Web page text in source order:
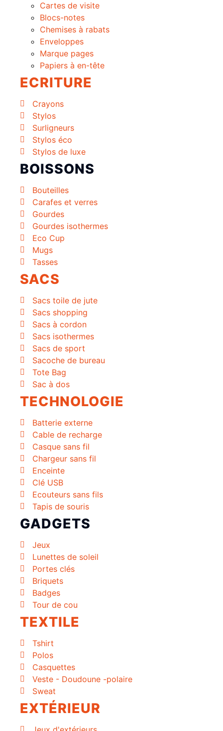
Cartes de visite
Blocs-notes
Chemises à rabats
Enveloppes
Marque pages
Papiers à en-tête
ECRITURE
Crayons
Stylos
Surligneurs
Stylos éco
Stylos de luxe
BOISSONS
Bouteilles
Carafes et verres
Gourdes
Gourdes isothermes
Eco Cup
Mugs
Tasses
SACS
Sacs toile de jute
Sacs shopping
Sacs à cordon
Sacs isothermes
Sacs de sport
Sacoche de bureau
Tote Bag
Sac à dos
TECHNOLOGIE
Batterie externe
Cable de recharge
Casque sans fil
Chargeur sans fil
Enceinte
Clé USB
Ecouteurs sans fils
Tapis de souris
GADGETS
Jeux
Lunettes de soleil
Portes clés
Briquets
Badges
Tour de cou
TEXTILE
Tshirt
Polos
Casquettes
Veste - Doudoune -polaire
Sweat
EXTÉRIEUR